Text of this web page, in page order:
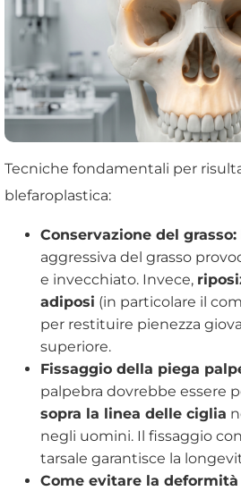
Tecniche fondamentali per
blefaroplastica:
Conservazione del grasso:
aggressiva del grasso
e invecchiato. Invece,
adiposi (in particolare il
per restituire pienezza
superiore.
Fissaggio della piega
palpebra dovrebbe essere
sopra la linea delle ciglia
negli uomini. Il fissaggio
tarsale garantisce la
Come evitare la deformità